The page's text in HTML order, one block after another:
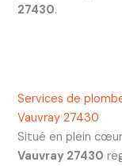
27430.
Services de
Vauvray 27430
Situé en plein
Vauvray 27430